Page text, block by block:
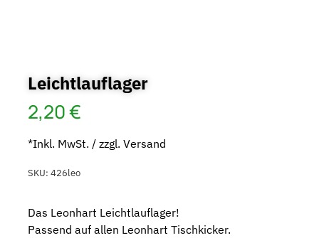
Leichtlauflager
2,20€
*Inkl. MwSt. / zzgl. Versand
SKU: 426leo
Das Leonhart Leichtlauflager!
Passend auf allen Leonhart Tischkicker.